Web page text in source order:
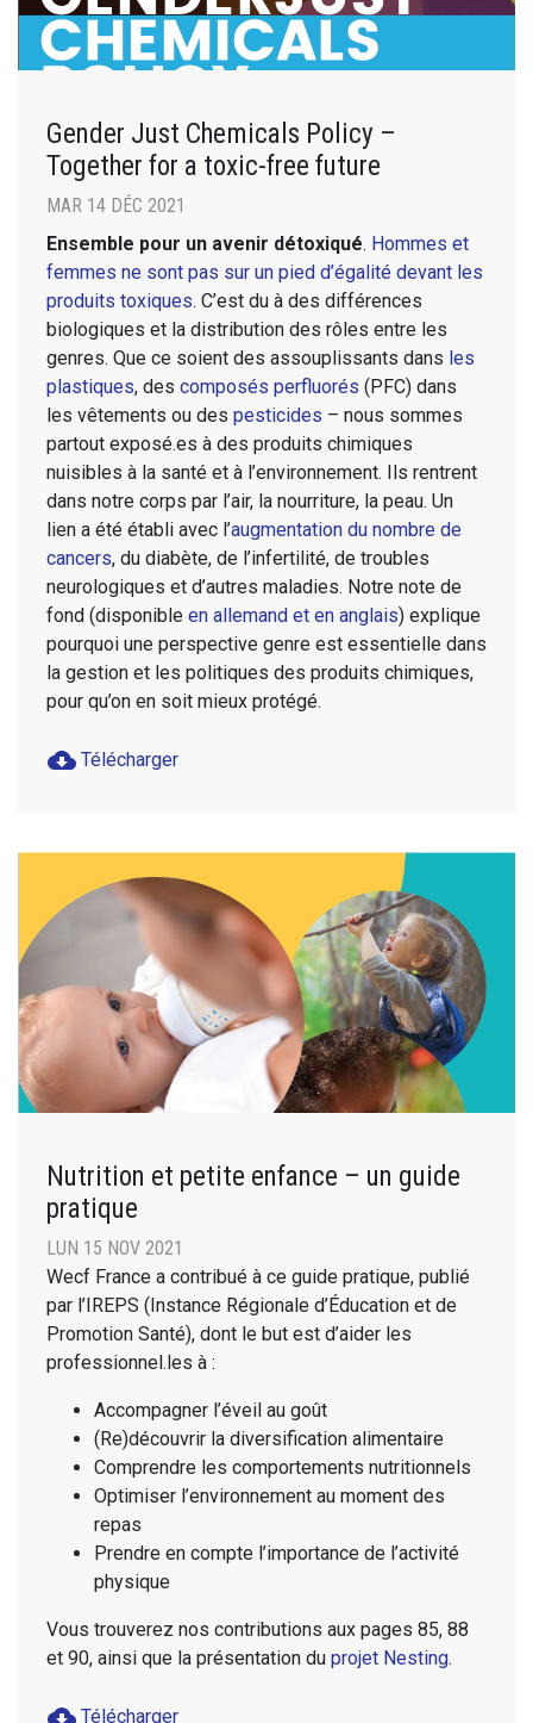
Gender Just Chemicals Policy –
Together for a toxic-free future
MAR 14 DÉC 2021
Ensemble pour un avenir détoxiqué. Hommes et
femmes ne sont pas sur un pied d’égalité devant les
produits toxiques. C’est du à des différences
biologiques et la distribution des rôles entre les
genres. Que ce soient des assouplissants dans les
plastiques, des composés perfluorés (PFC) dans
les vêtements ou des pesticides – nous sommes
partout exposé.es à des produits chimiques
nuisibles à la santé et à l’environnement. Ils rentrent
dans notre corps par l’air, la nourriture, la peau. Un
lien a été établi avec l’augmentation du nombre de
cancers, du diabète, de l’infertilité, de troubles
neurologiques et d’autres maladies. Notre note de
fond (disponible en allemand et en anglais) explique
pourquoi une perspective genre est essentielle dans
la gestion et les politiques des produits chimiques,
pour qu’on en soit mieux protégé.
cloud_download Télécharger
Nutrition et petite enfance – un guide
pratique
LUN 15 NOV 2021
Wecf France a contribué à ce guide pratique, publié
par l’IREPS (Instance Régionale d’Éducation et de
Promotion Santé), dont le but est d’aider les
professionnel.les à :
Accompagner l’éveil au goût
(Re)découvrir la diversification alimentaire
Comprendre les comportements nutritionnels
Optimiser l’environnement au moment des
repas
Prendre en compte l’importance de l’activité
physique
Vous trouverez nos contributions aux pages 85, 88
et 90, ainsi que la présentation du projet Nesting.
cloud_download Télécharger